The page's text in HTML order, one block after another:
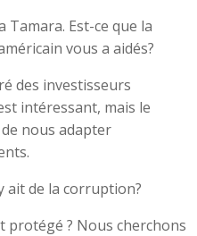
Tamara. Est-ce que la
vous a aidés?
des investisseurs
intéressant, mais le
nous adapter
ait de la corruption?
protégé ? Nous cherchons